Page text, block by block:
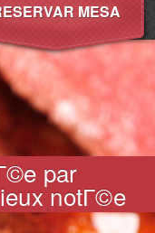
MESA
par
notГ©e